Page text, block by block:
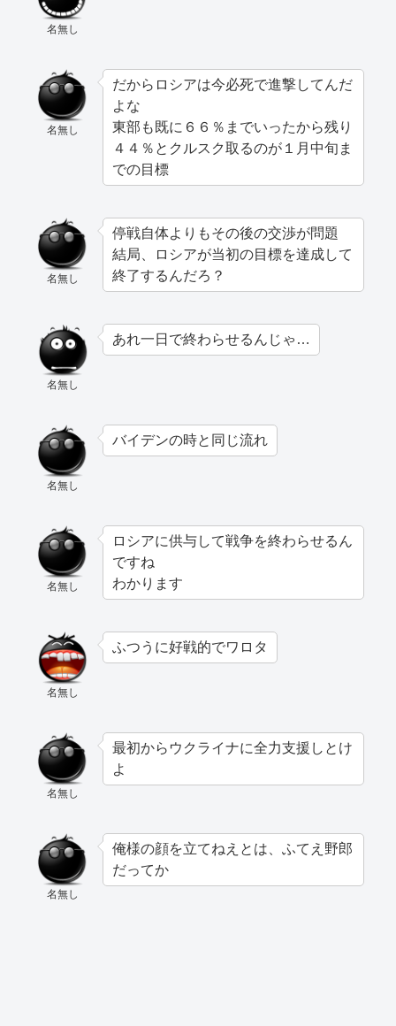
名無し
名無し
だからロシアは今必死で進撃してんだ
よな
東部も既に６６％までいったから残り
４４％とクルスク取るのが１月中旬ま
での目標
名無し
停戦自体よりもその後の交渉が問題
結局、ロシアが当初の目標を達成して
終了するんだろ？
名無し
あれ一日で終わらせるんじゃ…
名無し
バイデンの時と同じ流れ
名無し
ロシアに供与して戦争を終わらせるん
ですね
わかります
名無し
ふつうに好戦的でワロタ
名無し
最初からウクライナに全力支援しとけ
よ
名無し
俺様の顔を立てねえとは、ふてえ野郎
だってか